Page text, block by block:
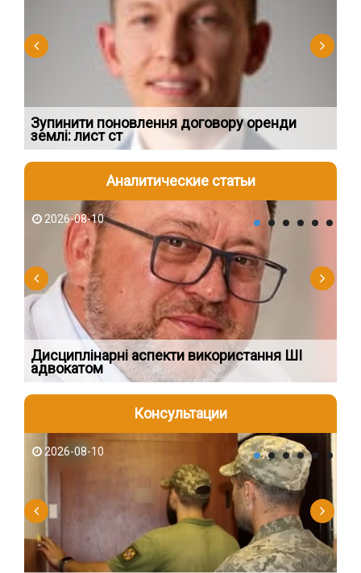
Зупинити поновлення договору оренди
землі: лист ст
Аналитические статьи
2026-08-10
Дисциплінарні аспекти використання ШІ
адвокатом
Консультации
2026-08-10